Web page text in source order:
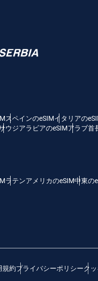
スペインのeSIMイタリアの
ウジアラビアのeSIMアラブ首
ラテンアメリカのeSIM中東の
規約プライバシーポリシーク